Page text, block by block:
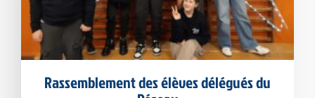
Rassemblement des élèves délégués du